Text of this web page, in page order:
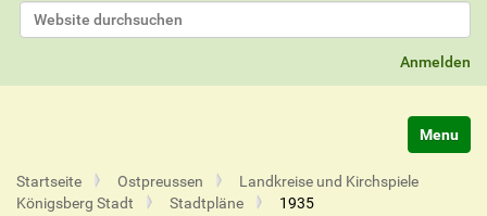
Website durchsuchen
Anmelden
Startseite Ostpreussen
Landkreise und Kirchspiele
Königsberg Stadt
Stadtpläne 1935